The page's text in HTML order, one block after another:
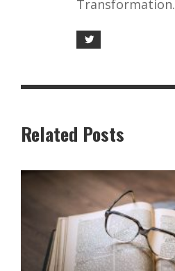
Transformation.
Related Posts